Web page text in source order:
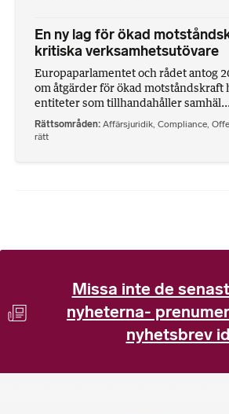
En ny lag för ökad
kritiska verksamhetsutövare
Europaparlamentet och rådet antog
om åtgärder för ökad motståndskraft
entiteter som tillhandahåller
Rättsområden Affärsjuridik Compliance
rätt
Missa inte de
nyheterna-
nyhetsbrev